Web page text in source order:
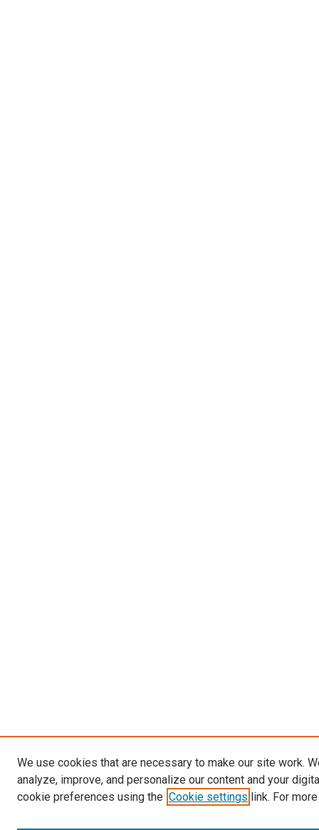
We use cookies that are necessary to make our site work.
analyze, improve, and personalize our content and your
cookie preferences using the Cookie settings link. For